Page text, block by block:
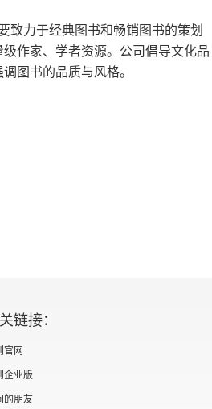
力于经典图书和畅销图书的策划
作家、学者资源。公司倡导文化品
图书的品质与风格。
链接：
官网
企业版
的朋友